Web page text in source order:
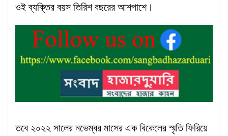
ওই ব্যক্তির বয়স তিরিশ বছরের আশপাশে।
তবে ২০২২ সালের নভেম্বর মাসের এক বিকেলের স্মৃতি ফিরিয়ে